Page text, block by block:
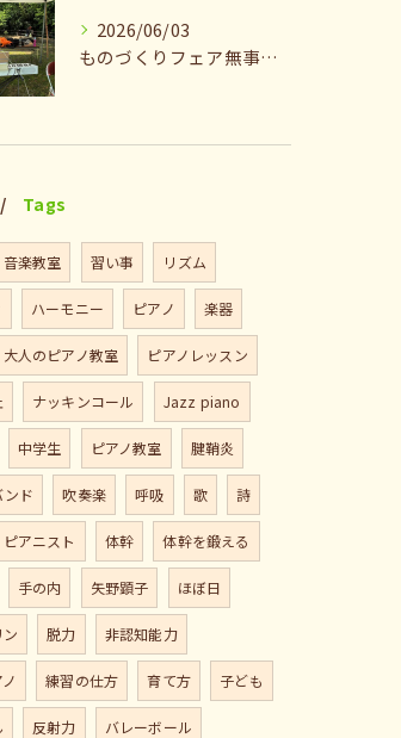
2026/06/03
ものづくりフェア無事終了♪ありがとうございました。
Tags
音楽教室 習い事 リズム
ハーモニー ピアノ 楽器
大人のピアノ教室 ピアノレッスン
ナッキンコール Jazz piano
中学生 ピアノ教室 腱鞘炎
ンド 吹奏楽 呼吸 歌 詩
ピアニスト 体幹 体幹を鍛える
手の内 矢野顕子 ほぼ日
脱力 非認知能力
練習の仕方 育て方 子ども
反射力 バレーボール